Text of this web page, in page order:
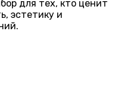
для тех, кто ценит
эстетику и